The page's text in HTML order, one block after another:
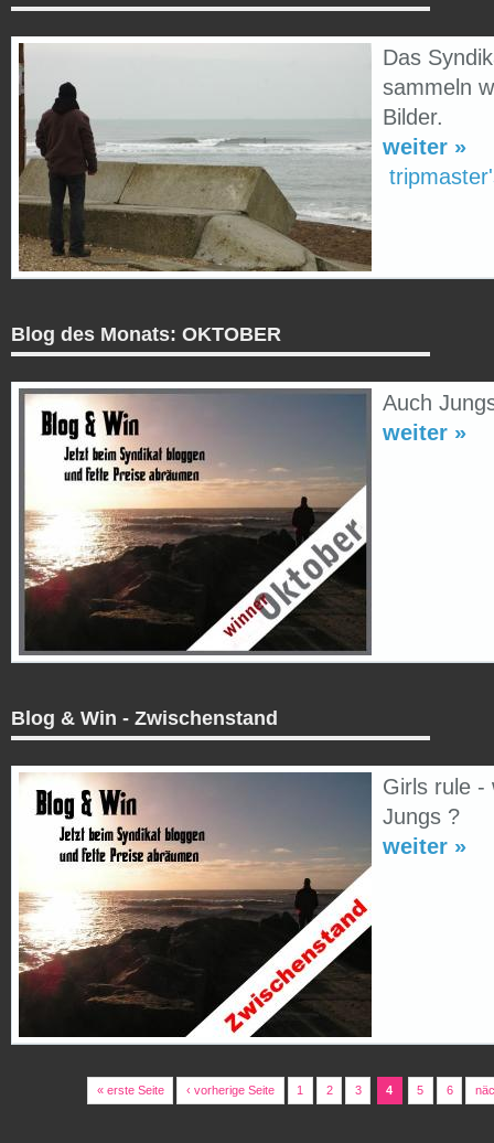
Das
sammeln
Bilder.
weiter »
Blog des Monats: OKTOBER
Auch
weiter »
Blog & Win - Zwischenstand
Girls rule -
Jungs ?
weiter »
« erste Seite ‹ vorherige Seite 1 2 3 4 5 6